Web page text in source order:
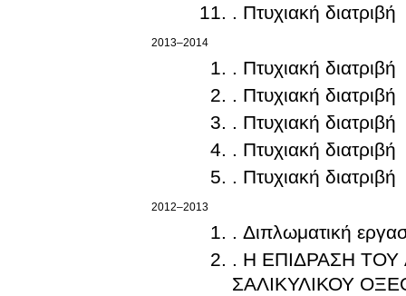
. Πτυχιακή διατριβή
2013–2014
. Πτυχιακή διατριβή
. Πτυχιακή διατριβή
. Πτυχιακή διατριβή
. Πτυχιακή διατριβή
. Πτυχιακή διατριβή
2012–2013
. Διπλωματική
. Η ΕΠΙΔΡΑΣΗ
ΣΑΛΙΚΥΛΙΚΟΥ